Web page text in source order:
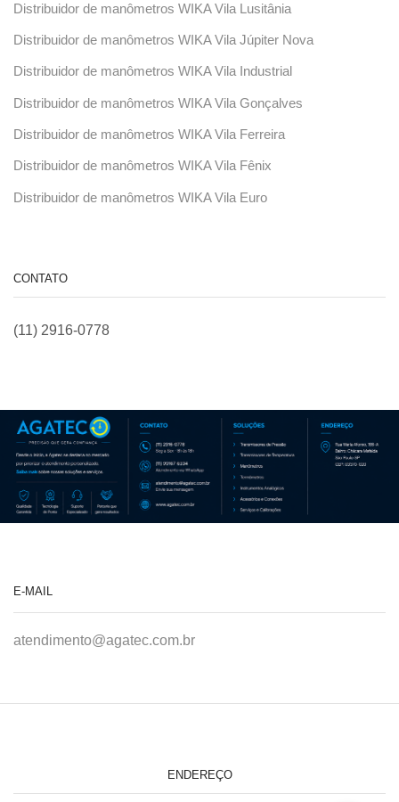
Distribuidor de manômetros WIKA Vila Lusitânia
Distribuidor de manômetros WIKA Vila Júpiter Nova
Distribuidor de manômetros WIKA Vila Industrial
Distribuidor de manômetros WIKA Vila Gonçalves
Distribuidor de manômetros WIKA Vila Ferreira
Distribuidor de manômetros WIKA Vila Fênix
Distribuidor de manômetros WIKA Vila Euro
CONTATO
(11) 2916-0778
E-MAIL
atendimento@agatec.com.br
ENDEREÇO